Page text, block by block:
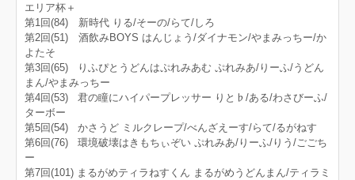
エリア杯＋
第1回(84) 新時代 りる/そーの/らて/しろ
第2回(51) 酒飲みBOYS はんじょう/ダイナモン/やまみっちー/か
よたそ
第3回(65) りふぴとうどんはぷれみあむ ぷれみあ/りーふ/うどん
まん/やまみっちー
第4回(53) 君の瞳にハイパープレッサー りと♭/ある/わさびーふ/
ターボー
第5回(54) かさうど ミルクレープ/べんざえーす/らて/るがねす
第6回(76) 環境破壊はきもちぃぞい ぷれみあ/りーふ/りう/ごごち
ー
第7回(101) まるがめティラねすくん まるがめうどんまん/ティラミ